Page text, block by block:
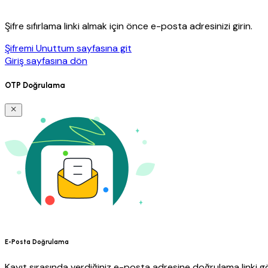
Şifre sıfırlama linki almak için önce e-posta adresinizi girin.
Şifremi Unuttum sayfasına git
Giriş sayfasına dön
OTP Doğrulama
E-Posta Doğrulama